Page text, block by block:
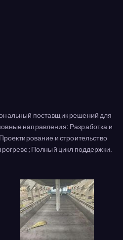
поставщик решений для
направления: Разработка и
и строительство
Полный цикл поддержки.